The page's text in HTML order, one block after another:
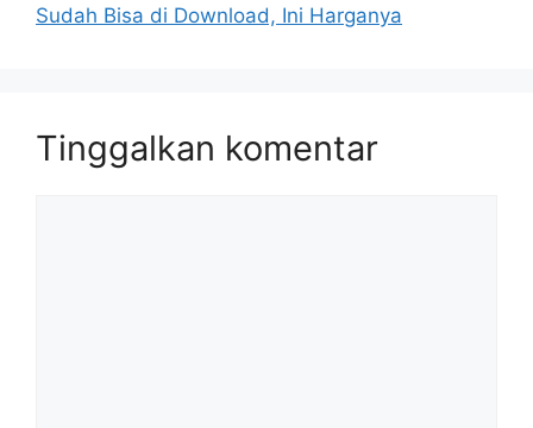
Sudah Bisa di Download, Ini Harganya
Tinggalkan komentar